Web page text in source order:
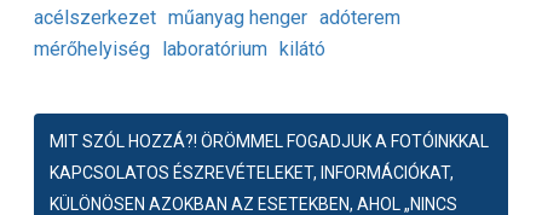
acélszerkezet műanyag henger adóterem
mérőhelyiség laboratórium kilátó
MIT SZÓL HOZZÁ?! ÖRÖMMEL FOGADJUK A FOTÓINKKAL
KAPCSOLATOS ÉSZREVÉTELEKET, INFORMÁCIÓKAT,
KÜLÖNÖSEN AZOKBAN AZ ESETEKBEN, AHOL „NINCS